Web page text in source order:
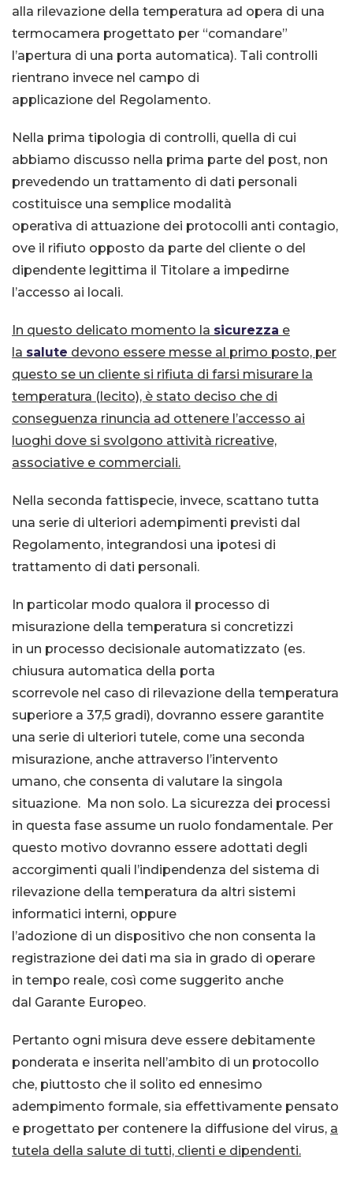
alla rilevazione della temperatura ad opera di una
termocamera progettato per “comandare”
l’apertura di una porta automatica). Tali controlli
rientrano invece nel campo di
applicazione del Regolamento.
Nella prima tipologia di controlli, quella di cui
abbiamo discusso nella prima parte del post, non
prevedendo un trattamento di dati personali
costituisce una semplice modalità
operativa di attuazione dei protocolli anti contagio,
ove il rifiuto opposto da parte del cliente o del
dipendente legittima il Titolare a impedirne
l’accesso ai locali.
In questo delicato momento la sicurezza e
la salute devono essere messe al primo posto, per
questo se un cliente si rifiuta di farsi misurare la
temperatura (lecito), è stato deciso che di
conseguenza rinuncia ad ottenere l’accesso ai
luoghi dove si svolgono attività ricreative,
associative e commerciali.
Nella seconda fattispecie, invece, scattano tutta
una serie di ulteriori adempimenti previsti dal
Regolamento, integrandosi una ipotesi di
trattamento di dati personali.
In particolar modo qualora il processo di
misurazione della temperatura si concretizzi
in un processo decisionale automatizzato (es.
chiusura automatica della porta
scorrevole nel caso di rilevazione della temperatura
superiore a 37,5 gradi), dovranno essere garantite
una serie di ulteriori tutele, come una seconda
misurazione, anche attraverso l’intervento
umano, che consenta di valutare la singola
situazione. Ma non solo. La sicurezza dei processi
in questa fase assume un ruolo fondamentale. Per
questo motivo dovranno essere adottati degli
accorgimenti quali l’indipendenza del sistema di
rilevazione della temperatura da altri sistemi
informatici interni, oppure
l’adozione di un dispositivo che non consenta la
registrazione dei dati ma sia in grado di operare
in tempo reale, così come suggerito anche
dal Garante Europeo.
Pertanto ogni misura deve essere debitamente
ponderata e inserita nell’ambito di un protocollo
che, piuttosto che il solito ed ennesimo
adempimento formale, sia effettivamente pensato
e progettato per contenere la diffusione del virus, a
tutela della salute di tutti, clienti e dipendenti.